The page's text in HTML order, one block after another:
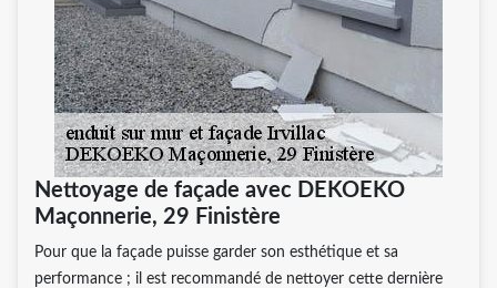
Nettoyage de façade avec DEKOEKO
Maçonnerie, 29 Finistère
Pour que la façade puisse garder son esthétique et sa
performance ; il est recommandé de nettoyer cette dernière